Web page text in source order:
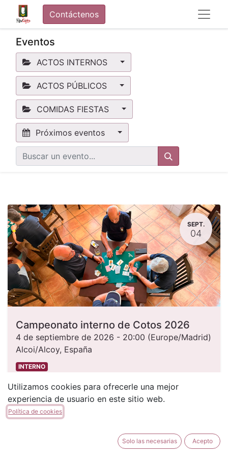
Contáctenos
Eventos
ACTOS INTERNOS
ACTOS PÚBLICOS
COMIDAS FIESTAS
Próximos eventos
SEPT.
04
Campeonato interno de Cotos 2026
4 de septiembre de 2026 - 20:00 (Europe/Madrid)
Alcoi/Alcoy, España
INTERNO
Utilizamos cookies para ofrecerle una mejor
experiencia de usuario en este sitio web.
Política de cookies
Solo las necesarias Acepto